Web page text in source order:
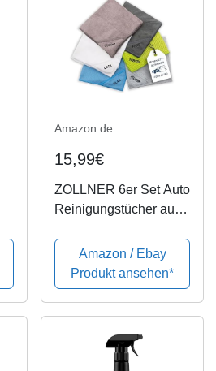
Amazon.de
15,99€
ZOLLNER 6er Set Auto
Reinigungstücher aus
Amazon / Ebay
Produkt ansehen*